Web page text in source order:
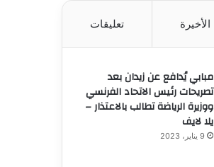
الأخيرة تعليقات
مبابي يُدافع عن زيدان بعد
تصريحات رئيس الاتحاد الفرنسي
ووزيرة الرياضة تطالب بالاعتذار –
يلا لايف
9 يناير، 2023